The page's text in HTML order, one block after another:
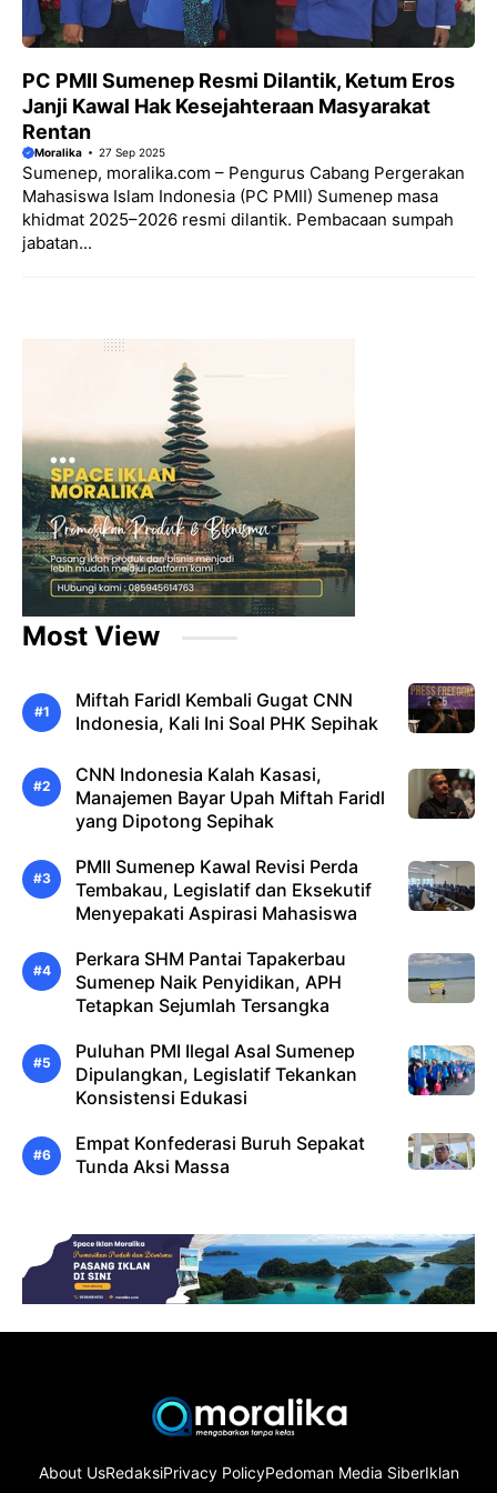
PC PMII Sumenep Resmi Dilantik, Ketum Eros
Janji Kawal Hak Kesejahteraan Masyarakat
Rentan
Moralika 27 Sep 2025
Sumenep, moralika.com – Pengurus Cabang Pergerakan
Mahasiswa Islam Indonesia (PC PMII) Sumenep masa
khidmat 2025–2026 resmi dilantik. Pembacaan sumpah
jabatan...
Most View
Miftah Faridl Kembali Gugat CNN
Indonesia, Kali Ini Soal PHK Sepihak
CNN Indonesia Kalah Kasasi,
Manajemen Bayar Upah Miftah Faridl
yang Dipotong Sepihak
PMII Sumenep Kawal Revisi Perda
Tembakau, Legislatif dan Eksekutif
Menyepakati Aspirasi Mahasiswa
Perkara SHM Pantai Tapakerbau
Sumenep Naik Penyidikan, APH
Tetapkan Sejumlah Tersangka
Puluhan PMI Ilegal Asal Sumenep
Dipulangkan, Legislatif Tekankan
Konsistensi Edukasi
Empat Konfederasi Buruh Sepakat
Tunda Aksi Massa
About UsRedaksiPrivacy PolicyPedoman Media SiberIklan